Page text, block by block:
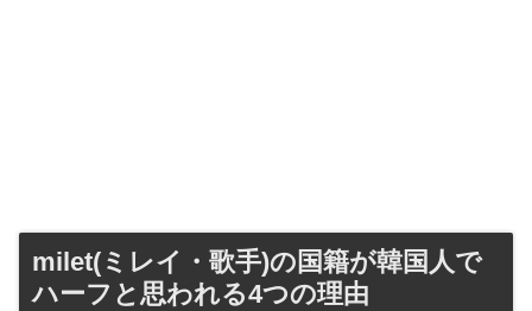
milet(ミレイ・歌手)の国籍が韓国人で
ハーフと思われる4つの理由